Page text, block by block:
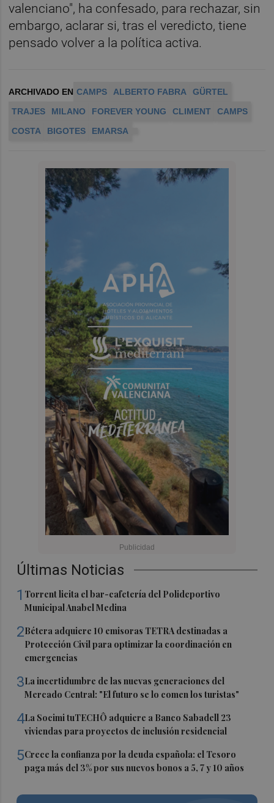
Últimas Noticias
1 Torrent licita el bar-cafetería del Polideportivo
Municipal Anabel Medina
2Bétera adquiere 10 emisoras TETRA destinadas a
Protección Civil para optimizar la coordinación en
emergencias
3La incertidumbre de las nuevas generaciones del
Mercado Central: "El futuro se lo comen los turistas"
4La Socimi tuTECHÔ adquiere a Banco Sabadell 23
viviendas para proyectos de inclusión residencial
5Crece la confianza por la deuda española: el Tesoro
paga más del 3% por sus nuevos bonos a 5, 7 y 10 años
valenciano", ha confesado, para rechazar, sin
embargo, aclarar si, tras el veredicto, tiene
pensado volver a la política activa.
ARCHIVADO EN CAMPS ALBERTO FABRA
GÜRTEL
TRAJES
MILANO FOREVER YOUNG CLIMENT
CAMPS
COSTA
BIGOTES EMARSA